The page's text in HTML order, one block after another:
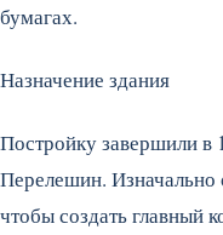
бумагах.
Назначение здания
Постройку завершили в
Перелешин. Изначально
чтобы создать главный